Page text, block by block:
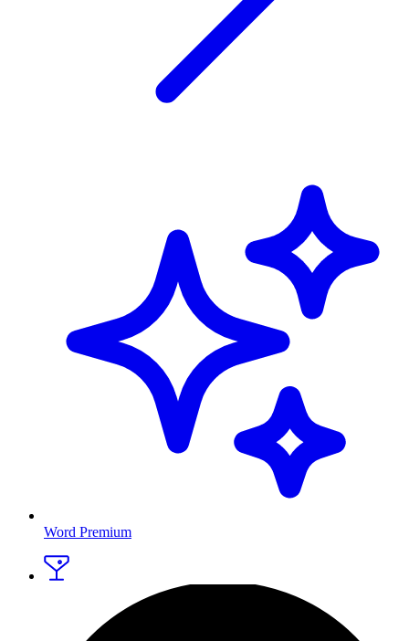
Word Premium